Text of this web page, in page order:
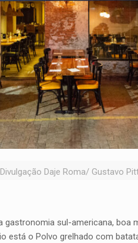
Divulgação Daje Roma/ Gustavo
sul-americana,
está o Polvo grelhado com